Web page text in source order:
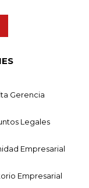
Gerencia
Legales
Empresarial
Empresarial